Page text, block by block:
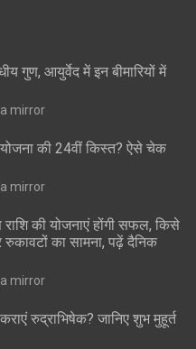
गुण, आयुर्वेद में इन बीमारियों में
mirror
की 24वीं किस्त? ऐसे चेक
mirror
की योजनाएं होंगी सफल, किसे
रुकावटों का सामना, पढ़ें दैनिक
mirror
रुद्राभिषेक? जानिए शुभ मुहूर्त